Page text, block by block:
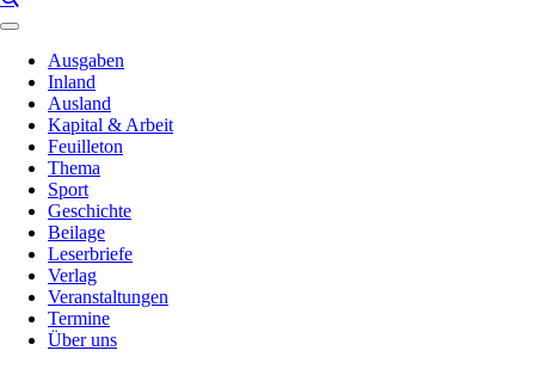
Ausgaben
Inland
Ausland
Kapital & Arbeit
Feuilleton
Thema
Sport
Geschichte
Beilage
Leserbriefe
Verlag
Veranstaltungen
Termine
Über uns